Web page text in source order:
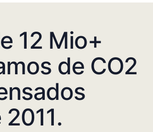
12 Mio+
de CO2